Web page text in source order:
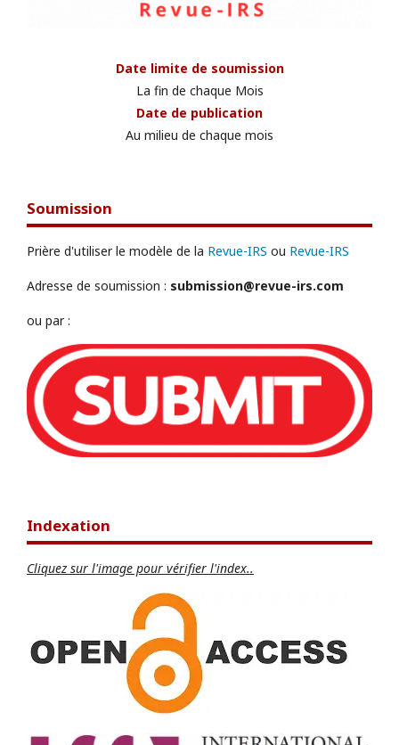
Date limite de soumission
La fin de chaque Mois
Date de publication
Au milieu de chaque mois
Soumission
Prière d'utiliser le modèle de la Revue-IRS ou Revue-IRS
Adresse de soumission : submission@revue-irs.com
ou par :
Indexation
Cliquez sur l'image pour vérifier l'index..